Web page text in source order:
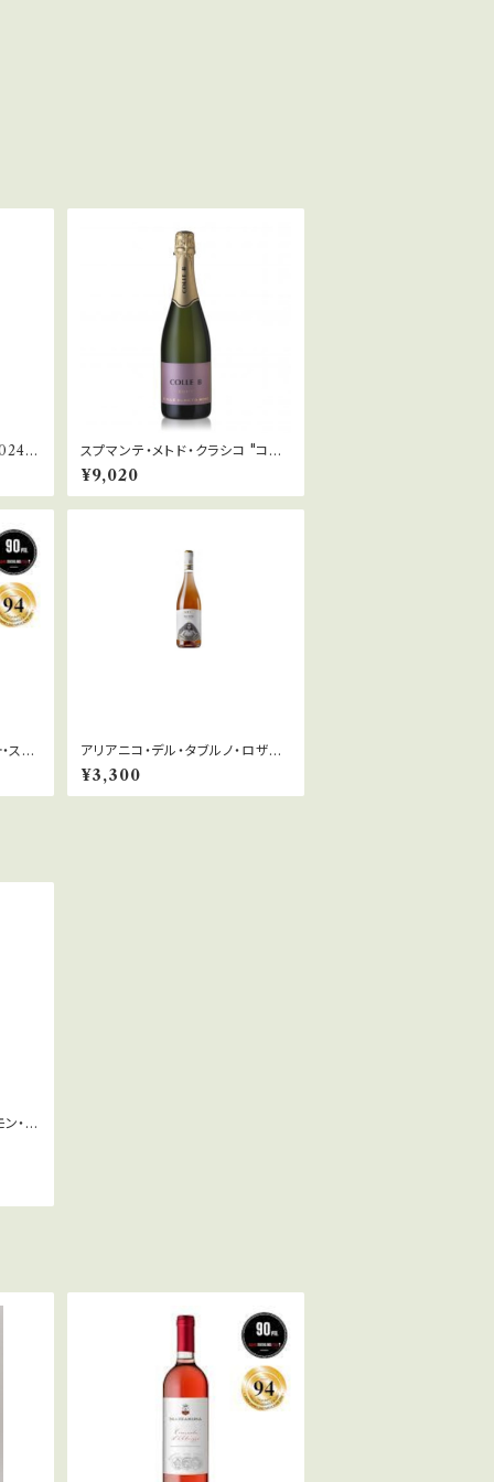
スプマンテ・メトド・クラシコ "コッ
レ・ビー" (NV)「コッレ・べレート」
¥9,020
スー
アリアニコ・デル・タブルノ・ロザー
ト "マローサ" 2023「ニフォ・サッラ
ポキエッロ」
¥3,300
・オ